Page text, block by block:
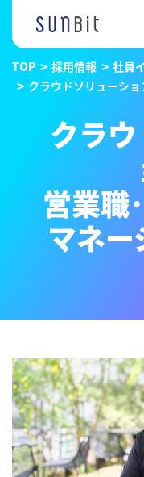
クラ
営業職
マネ
TOP 採用情報
社員
クラウドソリューシ